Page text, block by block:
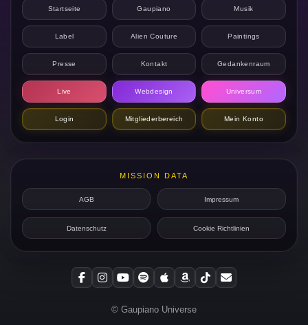
Startseite Gaupiano Musik
Label Alien Couture Paintings
Presse Kontakt Gedankenraum
Live Webdesign Universum
Login Mitgliederbereich Mein Konto
MISSION DATA
AGB Impressum
Datenschutz Cookie Richtlinien
© Gaupiano Universe